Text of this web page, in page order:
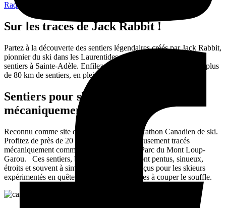
Raquette
Sur les traces de Jack Rabbit !
Partez à la découverte des sentiers légendaires créés par Jack Rabbit,
pionnier du ski dans les Laurentides et bâtisseur de nombreux
sentiers à Sainte-Adèle. Enfilez vos skis et suivez ses traces sur plus
de 80 km de sentiers, en pleine nature !
Sentiers pour ski de fond tracé
mécaniquement :
Reconnu comme site d’entrainement du Marathon Canadien de ski.
Profitez de près de 20 km de sentiers soigneusement tracés
mécaniquement comme point de départ, le Parc du Mont Loup-
Garou. Ces sentiers, bien qu’entretenus, sont pentus, sinueux,
étroits et souvent à simple trace. Ils sont conçus pour les skieurs
expérimentés en quête de défis et de paysages à couper le souffle.